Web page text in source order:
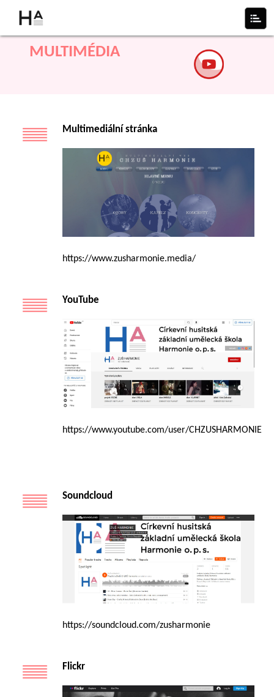
MULTIMÉDIA
Multimediální stránka
https://www.zusharmonie.media/
YouTube
https://www.youtube.com/user/CHZUSHARMONIE
Soundcloud
https://soundcloud.com/zusharmonie
Flickr